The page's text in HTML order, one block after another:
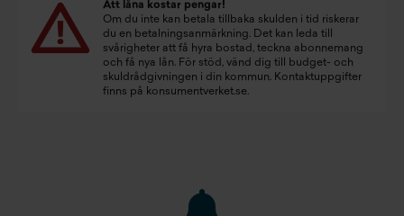
Att låna kostar pengar!
Om du inte kan betala tillbaka skulden i tid riskerar
du en betalningsanmärkning. Det kan leda till
svårigheter att få hyra bostad, teckna abonnemang
och få nya lån. För stöd, vänd dig till budget- och
skuldrådgivningen i din kommun. Kontaktuppgifter
finns på konsumentverket.se.